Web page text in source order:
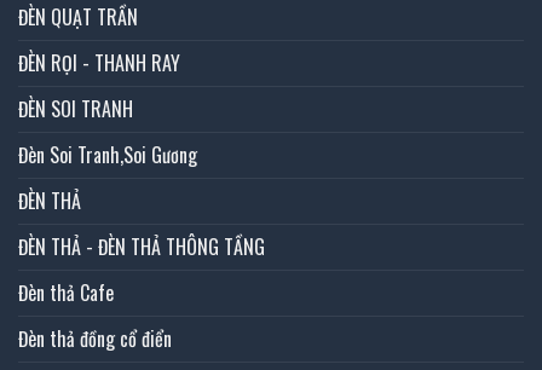
ĐÈN QUẠT TRẦN
ĐÈN RỌI - THANH RAY
ĐÈN SOI TRANH
Đèn Soi Tranh,Soi Gương
ĐÈN THẢ
ĐÈN THẢ - ĐÈN THẢ THÔNG TẦNG
Đèn thả Cafe
Đèn thả đồng cổ điển